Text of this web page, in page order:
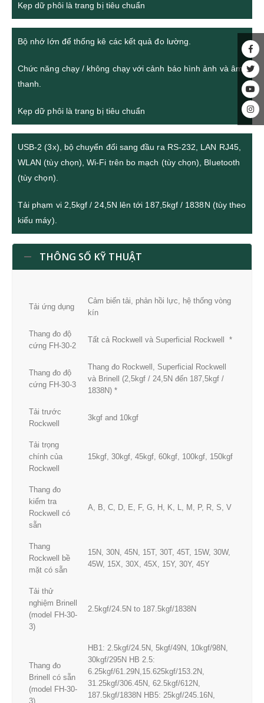
Kẹp dữ phôi là trang bị tiêu chuẩn
Bộ nhớ lớn để thống kê các kết quả đo lường.
Chức năng chạy / không chạy với cảnh báo hình ảnh và âm
thanh.
Kẹp dữ phôi là trang bị tiêu chuẩn
USB-2 (3x), bộ chuyển đổi sang đầu ra RS-232, LAN RJ45,
WLAN (tùy chọn), Wi-Fi trên bo mạch (tùy chọn), Bluetooth
(tùy chọn).
Tải phạm vi 2,5kgf / 24,5N lên tới 187,5kgf / 1838N (tùy theo
kiểu máy).
THÔNG SỐ KỸ THUẬT
Tải ứng dụng
Cảm biến tải, phản hồi lực, hệ thống vòng
kín
Thang đo độ
cứng FH-30-2
Tất cả Rockwell và Superficial Rockwell *
Thang đo độ
cứng FH-30-3
Thang đo Rockwell, Superficial Rockwell
và Brinell (2,5kgf / 24,5N đến 187,5kgf /
1838N) *
Tải trước
Rockwell
3kgf and 10kgf
Tải trọng
chính của
Rockwell
15kgf, 30kgf, 45kgf, 60kgf, 100kgf, 150kgf
Thang đo
kiểm tra
Rockwell có
sẵn
A, B, C, D, E, F, G, H, K, L, M, P, R, S, V
Thang
Rockwell bề
mặt có sẵn
15N, 30N, 45N, 15T, 30T, 45T, 15W, 30W,
45W, 15X, 30X, 45X, 15Y, 30Y, 45Y
Tải thử
nghiệm Brinell
(model FH-30-
3)
2.5kgf/24.5N to 187.5kgf/1838N
Thang đo
Brinell có sẵn
(model FH-30-
3)
HB1: 2.5kgf/24.5N, 5kgf/49N, 10kgf/98N,
30kgf/295N HB 2.5:
6.25kgf/61.29N,15.625kgf/153.2N,
31.25kgf/306.45N, 62.5kgf/612N,
187.5kgf/1838N HB5: 25kgf/245.16N,